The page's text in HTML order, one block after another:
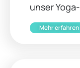
unser
Mehr erfahren